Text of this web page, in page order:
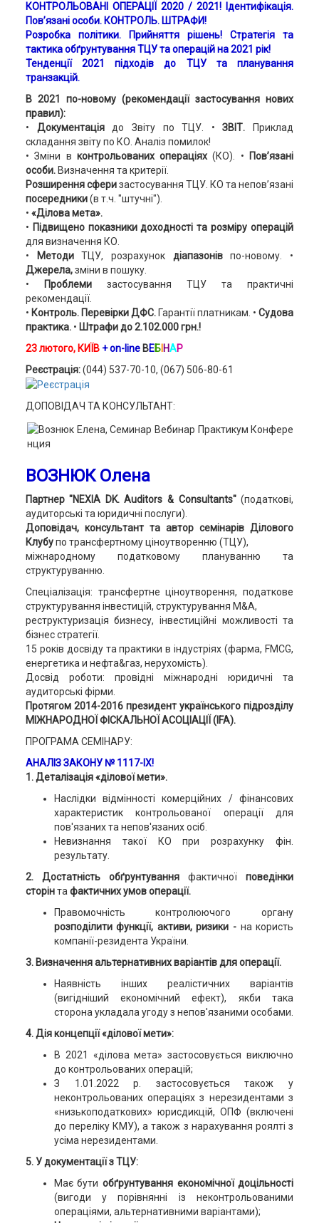
КОНТРОЛЬОВАНІ ОПЕРАЦІЇ 2020 / 2021! Ідентифікація.
Пов’язані особи. КОНТРОЛЬ. ШТРАФИ!
Розробка політики. Прийняття рішень! Стратегія та
тактика обґрунтування ТЦУ та операцій на 2021 рік!
Тенденції 2021 підходів до ТЦУ та планування
транзакцій.
В 2021 по-новому (рекомендації застосування нових
правил):
• Документація до Звіту по ТЦУ. •ЗВІТ.
Приклад
складання звіту по КО. Аналіз помилок!
• Зміни в контрольованих операціях(КО). •
Пов’язані
особи.Визначення та критерії.
Розширення сферизастосування ТЦУ. КО та непов’язані
посередники(в т.ч. "штучні").
• «Ділова мета».
• Підвищено показники доходності та розміру операцій
для визначення КО.
•
МетодиТЦУ, розрахунок діапазонівпо-новому. •
Джерела,зміни в пошуку.
•
Проблеми застосування ТЦУ та практичні
рекомендації.
• Контроль. Перевірки ДФС.Гарантії платникам. •Судова
практика. • Штрафи до 2.102.000 грн.!
23 лютого, КИЇВ + on-lineВЕБІ НАР
Реєстрація:(044) 537-70-10, (067) 506-80-61
ДОПОВІДАЧ ТА КОНСУЛЬТАНТ:
ВОЗНЮК Олена
Партнер "NEXIA DK. Auditors & Consultants"(податкові,
аудиторські та юридичні послуги).
Доповідач, консультант та автор семінарів Ділового
Клубупо трансфертному ціноутворенню (ТЦУ),
міжнародному податковому плануванню та
структуруванню.
Спеціалізація: трансфертне ціноутворення, податкове
структурування інвестицій, структурування M&A,
реструктуризація бизнесу, інвестиційні можливості та
бізнес стратегії.
15 років досвіду та практики в індустріях (фарма, FMCG,
енергетика и нефта&газ, нерухомість).
Досвід роботи: провідні міжнародні юридичні та
аудиторські фірми.
Протягом 2014-2016 президент українського підрозділу
МІЖНАРОДНОЇ ФІСКАЛЬНОЇ АСОЦІАЦІЇ (IFA).
ПРОГРАМА СЕМІНАРУ:
АНАЛІЗ ЗАКОНУ № 1117-IX!
1. Деталізація «ділової мети».
Наслідки відмінності комерційних / фінансових
характеристик контрольованої операції для
пов'язаних та непов'язаних осіб.
Невизнання такої КО при розрахунку фін.
результату.
2. Достатність обґрунтуванняфактичноїповедінки
сторінтафактичних умов операції.
Правомочність контролюючого органу
розподілити функції, активи, ризики - на користь
компанії-резидента України.
3. Визначення альтернативних варіантів для операції.
Наявність інших реалістичних варіантів
(вигідніший економічний ефект), якби така
сторона укладала угоду з непов'язаними особами.
4. Дія концепції «ділової мети»:
В 2021 «ділова мета» застосовується виключно
до контрольованих операцій;
З 1.01.2022 р. застосовується також у
неконтрольованих операціях з нерезидентами з
«низькоподаткових» юрисдикцій, ОПФ (включені
до переліку КМУ), а також з нарахування роялті з
усіма нерезидентами.
5. У документації з ТЦУ:
Має бути обґрунтування економічної доцільності
(вигоди у порівнянні із неконтрольованими
операціями, альтернативними варіантами);